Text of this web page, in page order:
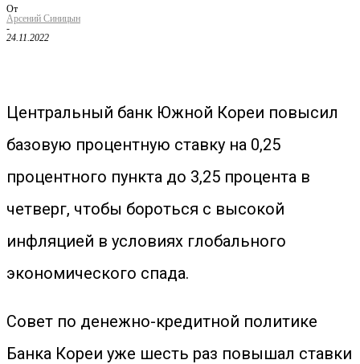
От
Арсений Синицын
-
24.11.2022
Центральный банк Южной Кореи повысил
базовую процентную ставку на 0,25
процентного пункта до 3,25 процента в
четверг, чтобы бороться с высокой
инфляцией в условиях глобального
экономического спада.
Совет по денежно-кредитной политике
Банка Кореи уже шесть раз повышал ставки